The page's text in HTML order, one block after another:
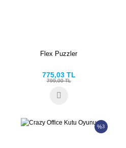
Flex Puzzler
775,03 TL
799,00 TL
%3